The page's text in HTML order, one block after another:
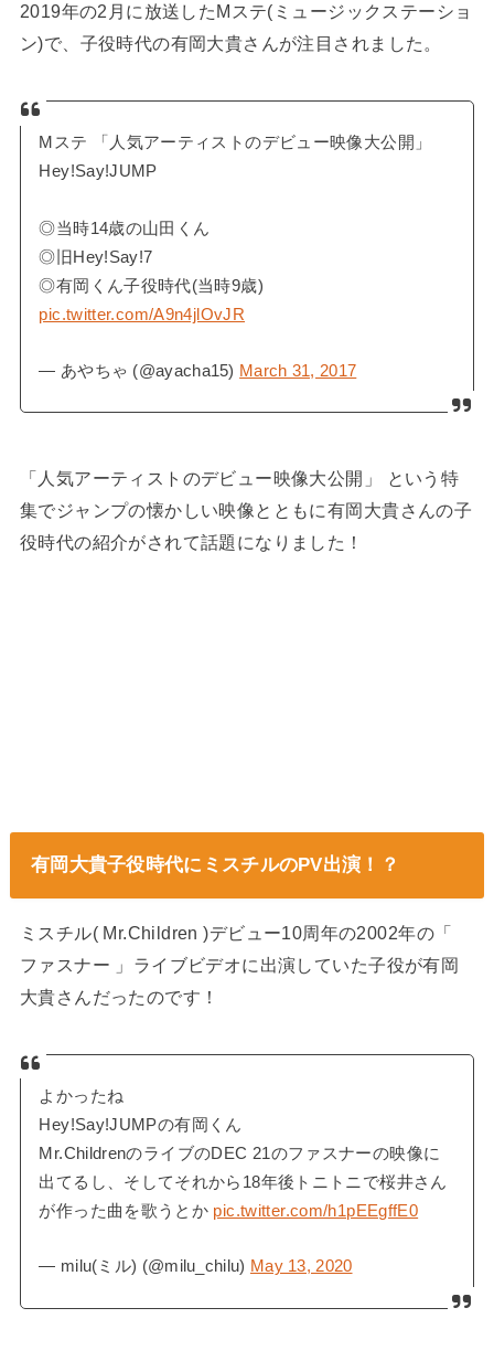
2019年の2月に放送したMステ(ミュージックステーショ
ン)で、子役時代の有岡大貴さんが注目されました。
Mステ 「人気アーティストのデビュー映像大公開」
Hey!Say!JUMP
◎当時14歳の山田くん
◎旧Hey!Say!7
◎有岡くん子役時代(当時9歳)
pic.twitter.com/A9n4jlOvJR
— あやちゃ (@ayacha15) March 31, 2017
「人気アーティストのデビュー映像大公開」 という特
集でジャンプの懐かしい映像とともに有岡大貴さんの子
役時代の紹介がされて話題になりました！
有岡大貴子役時代にミスチルのPV出演！？
ミスチル( Mr.Children )デビュー10周年の2002年の「
ファスナー 」ライブビデオに出演していた子役が有岡
大貴さんだったのです！
よかったね
Hey!Say!JUMPの有岡くん
Mr.ChildrenのライブのDEC 21のファスナーの映像に
出てるし、そしてそれから18年後トニトニで桜井さん
が作った曲を歌うとか pic.twitter.com/h1pEEgffE0
— milu(ミル) (@milu_chilu) May 13, 2020